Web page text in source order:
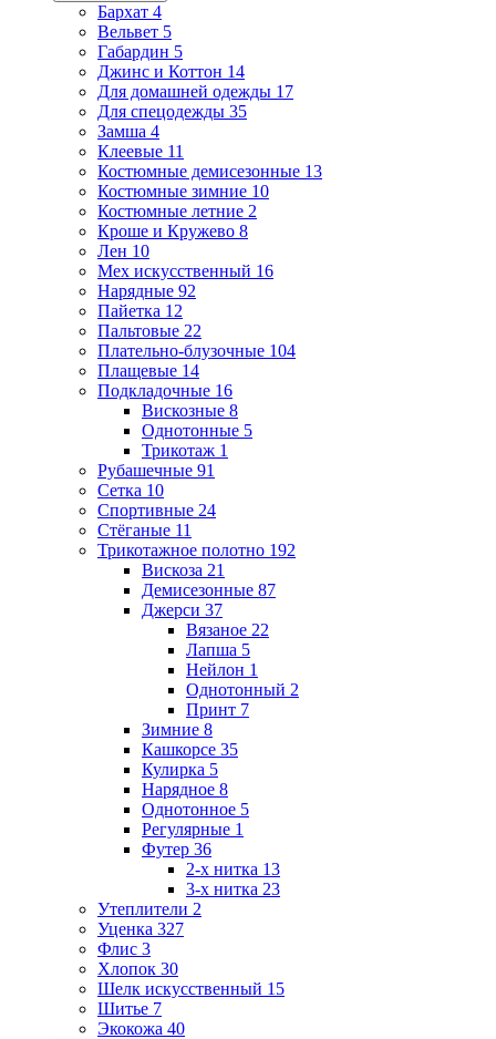
Бархат 4
Вельвет 5
Габардин 5
Джинс и Коттон 14
Для домашней одежды 17
Для спецодежды 35
Замша 4
Клеевые 11
Костюмные демисезонные 13
Костюмные зимние 10
Костюмные летние 2
Кроше и Кружево 8
Лен 10
Мех искусственный 16
Нарядные 92
Пайетка 12
Пальтовые 22
Плательно-блузочные 104
Плащевые 14
Подкладочные 16
Вискозные 8
Однотонные 5
Трикотаж 1
Рубашечные 91
Сетка 10
Спортивные 24
Стёганые 11
Трикотажное полотно 192
Вискоза 21
Демисезонные 87
Джерси 37
Вязаное 22
Лапша 5
Нейлон 1
Однотонный 2
Принт 7
Зимние 8
Кашкорсе 35
Кулирка 5
Нарядное 8
Однотонное 5
Регулярные 1
Футер 36
2-х нитка 13
3-х нитка 23
Утеплители 2
Уценка 327
Флис 3
Хлопок 30
Шелк искусственный 15
Шитье 7
Экокожа 40